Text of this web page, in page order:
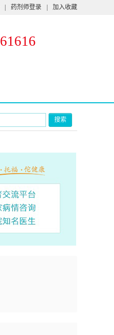
药剂师登录 加入收藏
搜索